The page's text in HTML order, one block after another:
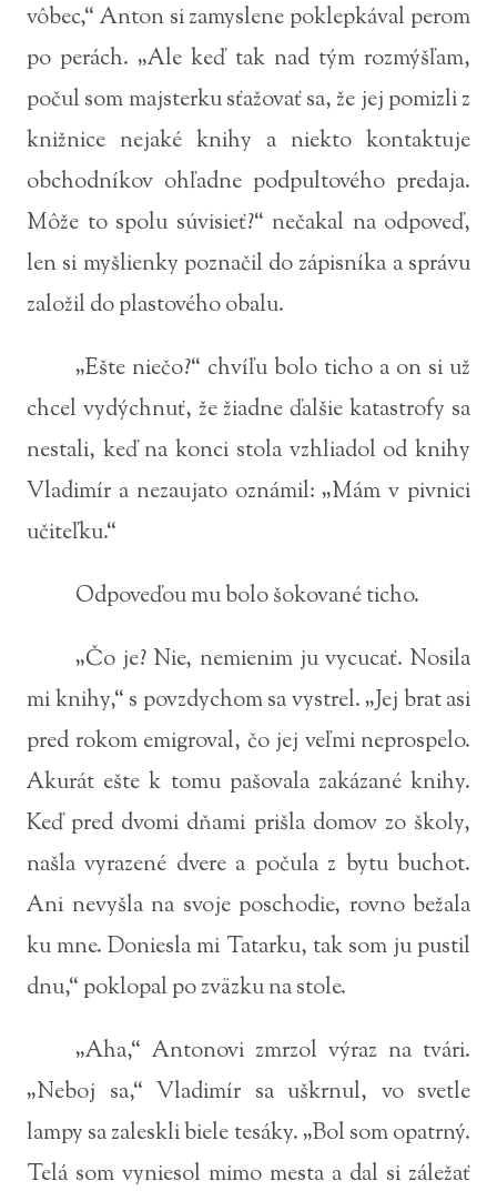
vôbec,“ Anton si zamyslene poklepkával perom
po perách. „Ale keď tak nad tým rozmýšľam,
počul som majsterku sťažovať sa, že jej pomizli z
knižnice nejaké knihy a niekto kontaktuje
obchodníkov ohľadne podpultového predaja.
Môže to spolu súvisieť?“ nečakal na odpoveď,
len si myšlienky poznačil do zápisníka a správu
založil do plastového obalu.
„Ešte niečo?“ chvíľu bolo ticho a on si už
chcel vydýchnuť, že žiadne ďalšie katastrofy sa
nestali, keď na konci stola vzhliadol od knihy
Vladimír a nezaujato oznámil: „Mám v pivnici
učiteľku.“
Odpoveďou mu bolo šokované ticho.
„Čo je? Nie, nemienim ju vycucať. Nosila
mi knihy,“ s povzdychom sa vystrel. „Jej brat asi
pred rokom emigroval, čo jej veľmi neprospelo.
Akurát ešte k tomu pašovala zakázané knihy.
Keď pred dvomi dňami prišla domov zo školy,
našla vyrazené dvere a počula z bytu buchot.
Ani nevyšla na svoje poschodie, rovno bežala
ku mne. Doniesla mi Tatarku, tak som ju pustil
dnu,“ poklopal po zväzku na stole.
„Aha,“ Antonovi zmrzol výraz na tvári.
„Neboj sa,“ Vladimír sa uškrnul, vo svetle
lampy sa zaleskli biele tesáky. „Bol som opatrný.
Telá som vyniesol mimo mesta a dal si záležať